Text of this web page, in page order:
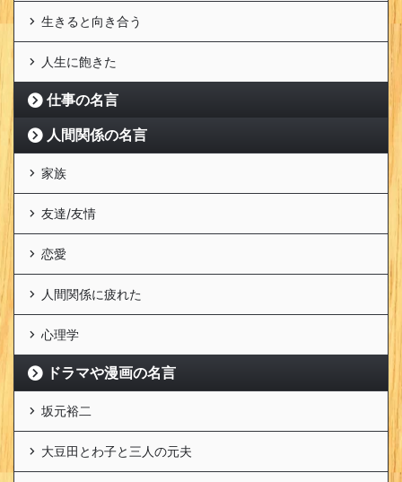
生きると向き合う
人生に飽きた
仕事の名言
人間関係の名言
家族
友達/友情
恋愛
人間関係に疲れた
心理学
ドラマや漫画の名言
坂元裕二
大豆田とわ子と三人の元夫